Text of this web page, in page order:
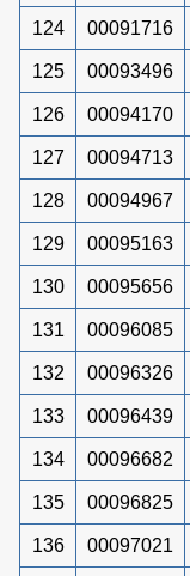
124 00091716
125 00093496
126 00094170
127 00094713
128 00094967
129 00095163
130 00095656
131 00096085
132 00096326
133 00096439
134 00096682
135 00096825
136 00097021